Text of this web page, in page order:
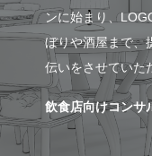
ンに始まり、
ぼりや酒屋まで、
伝いをさせていた
飲食店向けコンサ